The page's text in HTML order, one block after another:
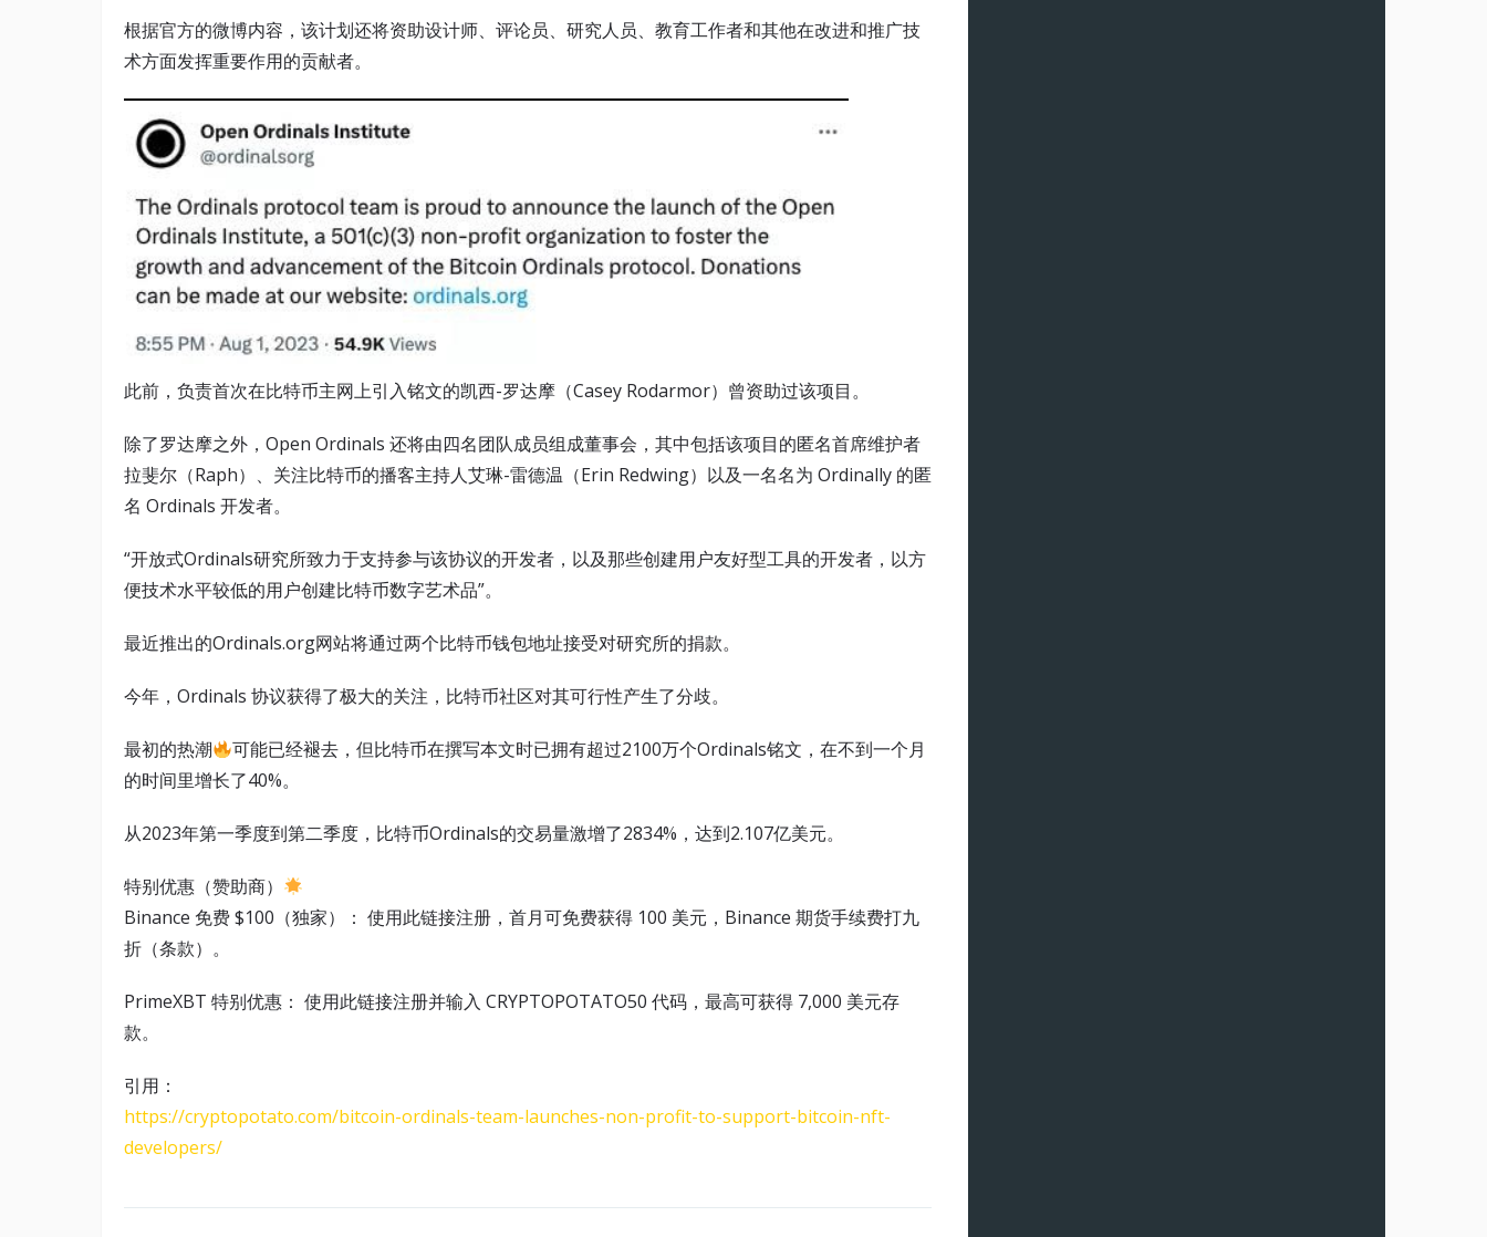
根据官方的微博内容，该计划还将资助设计师、评论员、研究人员、教育工作者和其他在改进和推广技
术方面发挥重要作用的贡献者。
此前，负责首次在比特币主网上引入铭文的凯西-罗达摩（Casey Rodarmor）曾资助过该项目。
除了罗达摩之外，Open Ordinals 还将由四名团队成员组成董事会，其中包括该项目的匿名首席维护者
拉斐尔（Raph）、关注比特币的播客主持人艾琳-雷德温（Erin Redwing）以及一名名为 Ordinally 的匿
名 Ordinals 开发者。
“开放式Ordinals研究所致力于支持参与该协议的开发者，以及那些创建用户友好型工具的开发者，以方
便技术水平较低的用户创建比特币数字艺术品”。
最近推出的Ordinals.org网站将通过两个比特币钱包地址接受对研究所的捐款。
今年，Ordinals 协议获得了极大的关注，比特币社区对其可行性产生了分歧。
最初的热潮
可能已经褪去，但比特币在撰写本文时已拥有超过2100万个Ordinals铭文，在不到一个月
的时间里增长了40%。
从2023年第一季度到第二季度，比特币Ordinals的交易量激增了2834%，达到2.107亿美元。
特别优惠（赞助商）
Binance 免费 $100（独家）： 使用此链接注册，首月可免费获得 100 美元，Binance 期货手续费打九
折（条款）。
PrimeXBT 特别优惠： 使用此链接注册并输入 CRYPTOPOTATO50 代码，最高可获得 7,000 美元存
款。
引用：
https://cryptopotato.com/bitcoin-ordinals-team-launches-non-profit-to-support-bitcoin-nft-
developers/